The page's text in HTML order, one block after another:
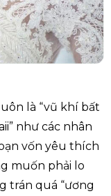
là “vũ khí bất
như các nhân
vốn yêu thích
muốn phải lo
trán quá “ương